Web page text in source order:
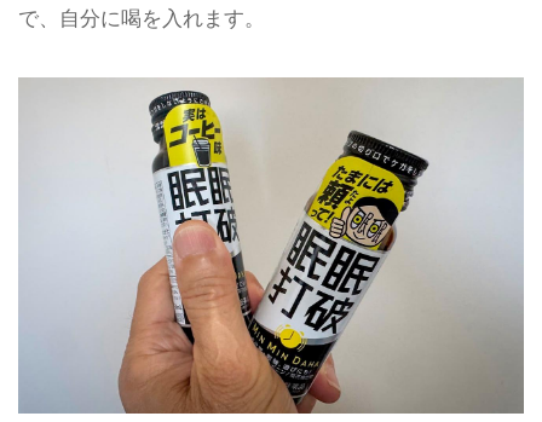
で、自分に喝を入れます。